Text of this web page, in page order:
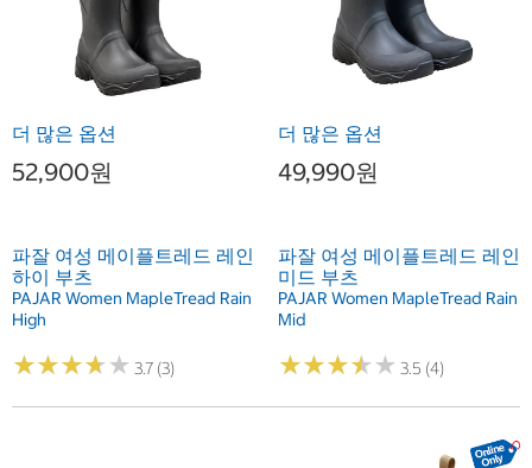
더 많은 옵션
52,900원
파잘 여성 메이플트레드 레인
하이 부츠
PAJAR Women MapleTread Rain
High
★★★★★
★★★★★ 3.7 (3)
더 많은 옵션
49,990원
파잘 여성 메이플트레드 레인
미드 부츠
PAJAR Women MapleTread Rain
Mid
★★★★★
★★★★★ 3.5 (4)